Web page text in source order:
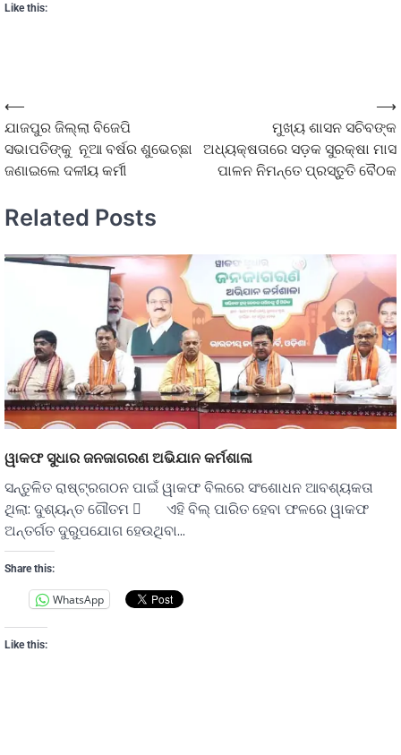
Like this:
⟵
ଯାଜପୁର ଜିଲ୍ଲା ବିଜେପି
ସଭାପତିଙ୍କୁ ନୂଆ ବର୍ଷର ଶୁଭେଚ୍ଛା
ଜଣାଇଲେ ଦଳୀୟ କର୍ମୀ
ମୁଖ୍ୟ ଶାସନ ସଚିବଙ୍କ
ଅଧ୍ୟକ୍ଷତାରେ ସଡ଼କ ସୁରକ୍ଷା ମାସ
ପାଳନ ନିମନ୍ତେ ପ୍ରସ୍ତୁତି ବୈଠକ
⟶
Related Posts
ୱାକଫ ସୁଧାର ଜନଜାଗରଣ ଅଭିଯାନ କର୍ମଶାଳା
ସନ୍ତୁଳିତ ରାଷ୍ଟ୍ରଗଠନ ପାଇଁ ୱାକଫ ବିଲରେ ସଂଶୋଧନ ଆବଶ୍ୟକତା
ଥିଲା: ଦୁଶ୍ୟନ୍ତ ଗୌତମ  ଏହି ବିଲ୍ ପାରିତ ହେବା ଫଳରେ ୱାକଫ
ଅନ୍ତର୍ଗତ ଦୁରୁପଯୋଗ ହେଉଥିବା…
Share this:
WhatsApp
Like this: